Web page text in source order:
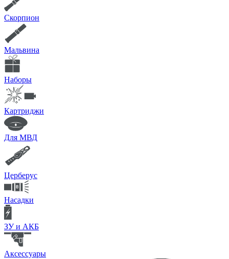
Скорпион
Мальвина
Наборы
Картриджи
Для МВД
Церберус
Насадки
ЗУ и АКБ
Аксессуары